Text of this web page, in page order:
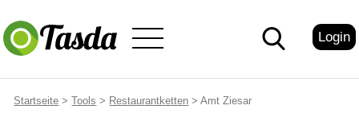
Login
Startseite >Tools > Restaurantketten > Amt Ziesar